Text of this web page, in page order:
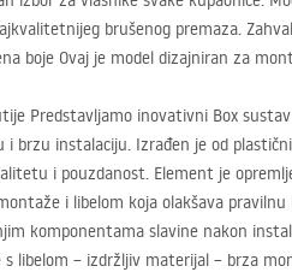
brušenog premaza.
boje Ovaj je model dizajniran za
Predstavljamo inovativni Box
i brzu instalaciju. Izrađen je od
i pouzdanost. Element je
i libelom koja olakšava
komponentama slavine nakon
s libelom – izdržljiv materijal – brza